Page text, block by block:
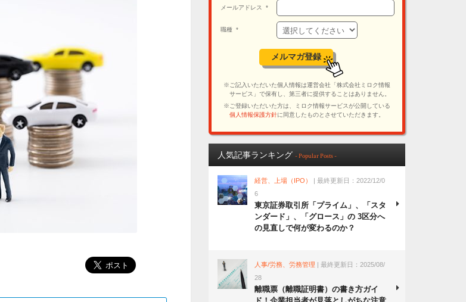
人気記事ランキング - Popular Posts -
経営、上場（IPO）
| 最終更新日：2022/12/0
6
東京証券取引所「プライム」、「スタ
ンダード」、「グロース」の 3区分へ
の見直しで何が変わるのか？
人事/労務、労務管理 | 最終更新日：2025/08/
28
離職票（離職証明書）の書き方ガイ